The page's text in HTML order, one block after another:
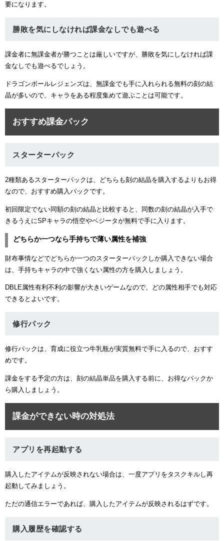
要になります。
勝敗を気にしなければ課金なしでも遊べる
課金者に無課金者が勝つことは厳しいですが、勝敗を気にしなければ課
金なしでも遊べるでしょう。
ドラゴンボールレジェンズは、無課金でも手に入れられる無料の刻の結
晶が多いので、キャラをある程度集めて遊ぶことは可能です。
おすすめ課金パック
スターターパック
2種類あるスターターパックは、どちらも刻の結晶を購入するよりもお得
なので、おすすめ購入パックです。
初回限定でない同額の刻の結晶と比較すると、同数の刻の結晶が入手で
きるうえにSPキャラの悟空やベジータが無料で手に入ります。
どちらか一つなら手持ちで薄い属性を補強
財布事情などでどちらか一つのスターターパックしか購入できない場合
は、手持ちキャラの中で強くない属性の方を購入しましょう。
DBLE属性有利不利の影響が大きいゲームなので、どの属性相手でも対応
できるとよいです。
修行パック
修行パックは、育成に役立つ牛乳瓶が実質無料で手に入るので、おすす
めです。
課金をする予定の方は、刻の結晶単品を購入する前に、お得なパックか
ら購入しましょう。
課金ができない時の対処法
アプリを再起動する
購入したアイテムが反映されない場合は、一度アプリをタスクキルし再
起動してみましょう。
ただの通信エラーであれば、購入したアイテムが反映されるはずです。
購入履歴を確認する